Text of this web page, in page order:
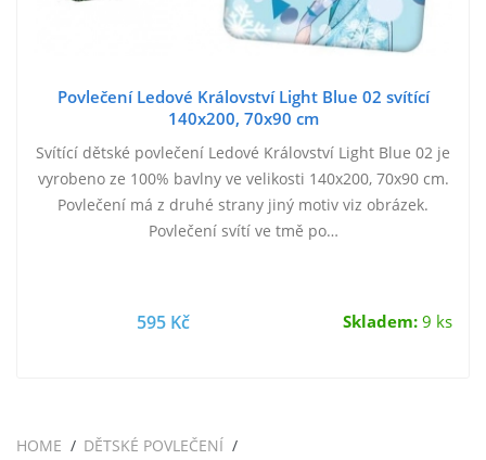
Povlečení Ledové Království Light Blue 02 svítící
140x200, 70x90 cm
Svítící dětské povlečení Ledové Království Light Blue 02 je
vyrobeno ze 100% bavlny ve velikosti 140x200, 70x90 cm.
Povlečení má z druhé strany jiný motiv viz obrázek.
Povlečení svítí ve tmě po…
595 Kč Skladem:9 ks
HOME
DĚTSKÉ POVLEČENÍ